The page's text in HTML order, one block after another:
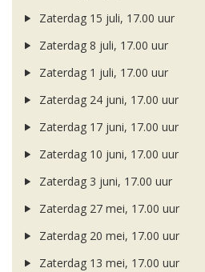
Zaterdag 15 juli, 17.00 uur
Zaterdag 8 juli, 17.00 uur
Zaterdag 1 juli, 17.00 uur
Zaterdag 24 juni, 17.00 uur
Zaterdag 17 juni, 17.00 uur
Zaterdag 10 juni, 17.00 uur
Zaterdag 3 juni, 17.00 uur
Zaterdag 27 mei, 17.00 uur
Zaterdag 20 mei, 17.00 uur
Zaterdag 13 mei, 17.00 uur